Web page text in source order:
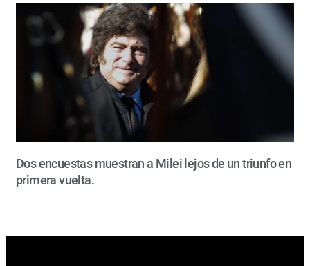
Dos encuestas muestran a Milei lejos de un triunfo en
primera vuelta.